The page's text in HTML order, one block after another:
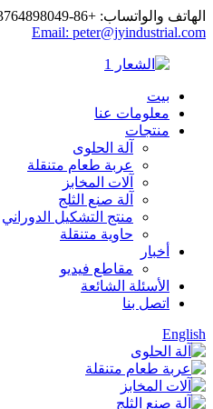
الهاتف والواتساب: +86-13764898049، +86-17717506408
Email: peter@jyindustrial.com
بيت
معلومات عنا
منتجات
آلة الحلوى
عربة طعام متنقلة
آلات المخابز
آلة صنع الثلج
منتج التشكيل الدوراني
حاوية متنقلة
أخبار
مقاطع فيديو
الأسئلة الشائعة
اتصل بنا
English